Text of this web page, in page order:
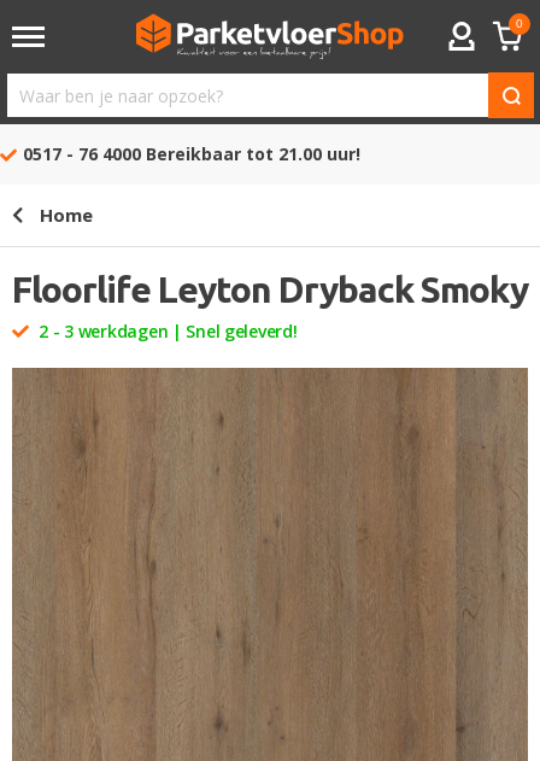
ACCOUNT
0
Waar
ben
opzoek?
0517 - 76 4000 Bereikbaar tot 21.00 uur!
Home
Floorlife Leyton Dryback Smoky
2 - 3 werkdagen | Snel geleverd!
naar
het
einde
de
afbeeldingen-